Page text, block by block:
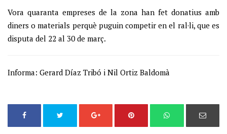
Vora quaranta empreses de la zona han fet donatius amb
diners o materials perquè puguin competir en el ral·li, que es
disputa del 22 al 30 de març.
Informa: Gerard Díaz Tribó i Nil Ortiz Baldomà